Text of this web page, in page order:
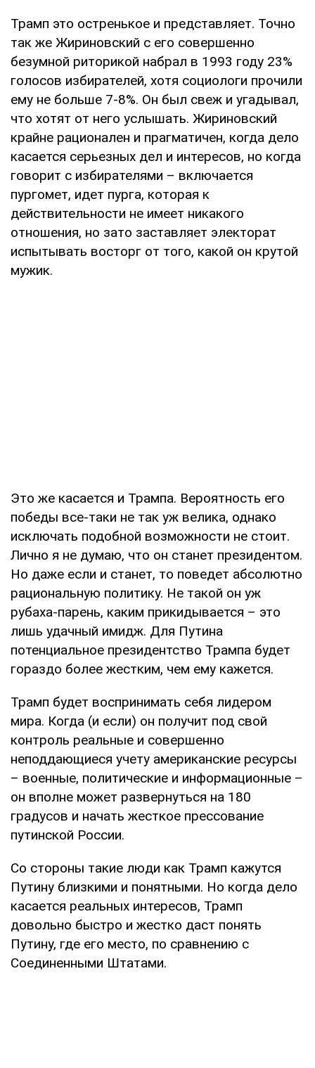
Трамп это остренькое и представляет. Точно
так же Жириновский с его совершенно
безумной риторикой набрал в 1993 году 23%
голосов избирателей, хотя социологи прочили
ему не больше 7-8%. Он был свеж и угадывал,
что хотят от него услышать. Жириновский
крайне рационален и прагматичен, когда дело
касается серьезных дел и интересов, но когда
говорит с избирателями – включается
пургомет, идет пурга, которая к
действительности не имеет никакого
отношения, но зато заставляет электорат
испытывать восторг от того, какой он крутой
мужик.
Это же касается и Трампа. Вероятность его
победы все-таки не так уж велика, однако
исключать подобной возможности не стоит.
Лично я не думаю, что он станет президентом.
Но даже если и станет, то поведет абсолютно
рациональную политику. Не такой он уж
рубаха-парень, каким прикидывается – это
лишь удачный имидж. Для Путина
потенциальное президентство Трампа будет
гораздо более жестким, чем ему кажется.
Трамп будет воспринимать себя лидером
мира. Когда (и если) он получит под свой
контроль реальные и совершенно
неподдающиеся учету американские ресурсы
– военные, политические и информационные –
он вполне может развернуться на 180
градусов и начать жесткое прессование
путинской России.
Со стороны такие люди как Трамп кажутся
Путину близкими и понятными. Но когда дело
касается реальных интересов, Трамп
довольно быстро и жестко даст понять
Путину, где его место, по сравнению с
Соединенными Штатами.